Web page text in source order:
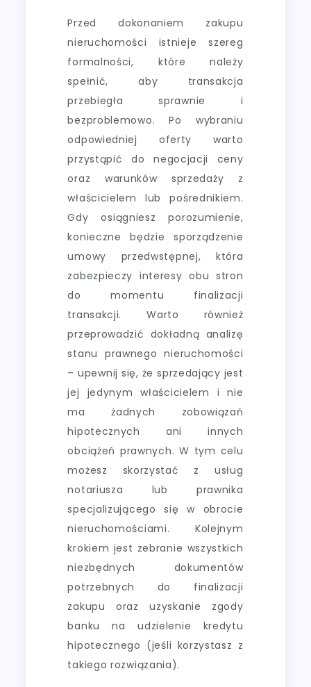
Przed dokonaniem zakupu
nieruchomości istnieje szereg
formalności, które należy
spełnić, aby transakcja
przebiegła sprawnie i
bezproblemowo. Po wybraniu
odpowiedniej oferty warto
przystąpić do negocjacji ceny
oraz warunków sprzedaży z
właścicielem lub pośrednikiem.
Gdy osiągniesz porozumienie,
konieczne będzie sporządzenie
umowy przedwstępnej, która
zabezpieczy interesy obu stron
do momentu finalizacji
transakcji. Warto również
przeprowadzić dokładną analizę
stanu prawnego nieruchomości
– upewnij się, że sprzedający jest
jej jedynym właścicielem i nie
ma żadnych zobowiązań
hipotecznych ani innych
obciążeń prawnych. W tym celu
możesz skorzystać z usług
notariusza lub prawnika
specjalizującego się w obrocie
nieruchomościami. Kolejnym
krokiem jest zebranie wszystkich
niezbędnych dokumentów
potrzebnych do finalizacji
zakupu oraz uzyskanie zgody
banku na udzielenie kredytu
hipotecznego (jeśli korzystasz z
takiego rozwiązania).